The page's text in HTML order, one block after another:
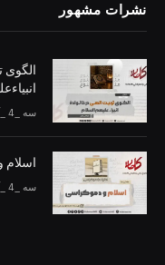
نشرات مشهور
الگوی
سه _4 _آگست _2026AH 4-8-2026AD
اسلام
سه _4 _آگست _2026AH 4-8-2026AD